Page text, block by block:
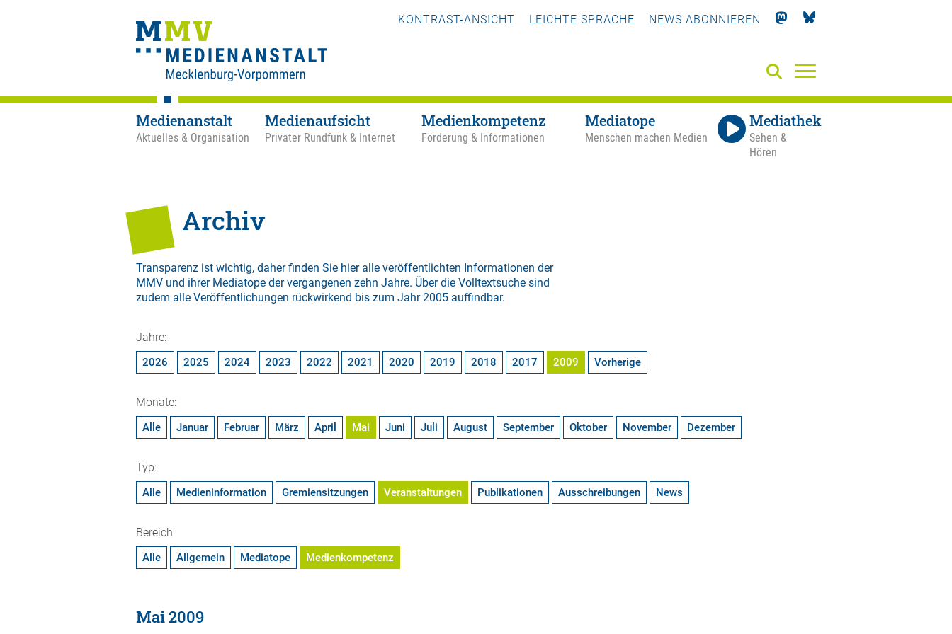
KONTRAST-ANSICHT LEICHTE SPRACHE NEWS ABONNIEREN
Medienanstalt
Aktuelles & Organisation
Medienaufsicht
Privater Rundfunk & Internet
Medienkompetenz
Förderung & Informationen
Mediatope
Menschen machen Medien
Mediathek
Sehen &
Hören
Archiv
Transparenz ist wichtig, daher finden Sie hier alle veröffentlichten Informationen der
MMV und ihrer Mediatope der vergangenen zehn Jahre. Über die Volltextsuche sind
zudem alle Veröffentlichungen rückwirkend bis zum Jahr 2005 auffindbar.
Jahre:
2026 2025 2024 2023 2022 2021 2020 2019 2018 2017 2009 Vorherige
Monate:
Alle Januar Februar März April Mai Juni Juli August September Oktober November Dezember
Typ:
Alle Medieninformation Gremiensitzungen Veranstaltungen Publikationen Ausschreibungen News
Bereich:
Alle Allgemein Mediatope Medienkompetenz
Mai 2009